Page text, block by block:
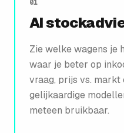
01
AI
Zie welke wagens je
waar je beter op
vraag, prijs vs. markt
gelijkaardige
meteen bruikbaar.